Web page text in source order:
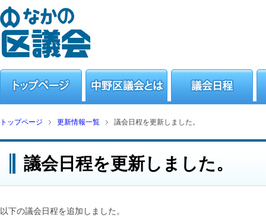
トップページ 更新情報一覧 議会日程を更新しました。
議会日程を更新しました。
以下の議会日程を追加しました。